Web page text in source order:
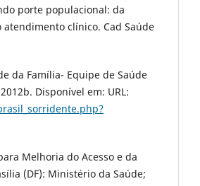
porte populacional: da
clínico. Cad Saúde
da Família- Equipe de Saúde
Disponível em: URL:
Melhoria do Acesso e da
(DF): Ministério da Saúde;